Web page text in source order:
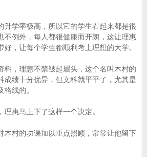
学率极高，所以它的学生看起来都是很
不例外，每人都很健康而开朗，这让理惠
好，让每个学生都顺利考上理想的大学。
，理惠不禁皱起眉头，这个名叫木村的
成绩十分优异，但文科就平平了，尤其是
线的。
惠马上下了这样一个决定。
村的功课加以重点照顾，常常让他留下